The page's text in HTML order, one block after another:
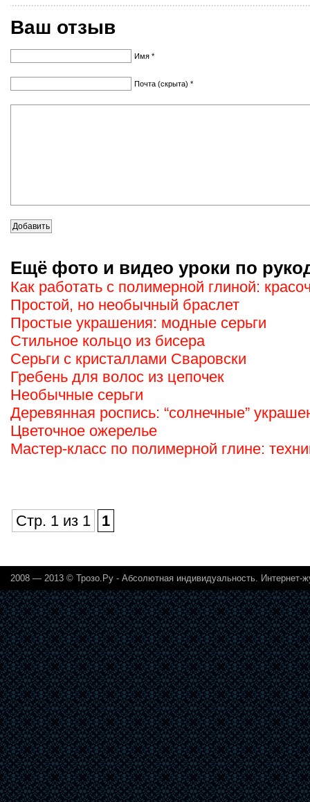
Ваш отзыв
Имя *
Почта (скрыта) *
Ещё фото и видео уроки по
Как работать с полимерной глиной:
Простой, но необычный браслет
Простые украшения: модные серьги
Стильное кольцо из бисера
Серьги с кристаллами Сваровски
Гребень для волос из цепочек
Необычные серьги
Деревянная роспись: “солнечные”
Цветочное ожерелье
Мастер-класс по полимерной глине:
Стр. 1 из 1 1
2008 — 2013 © Трозо.Ру - Абсолютная индивидуальность. Интернет-